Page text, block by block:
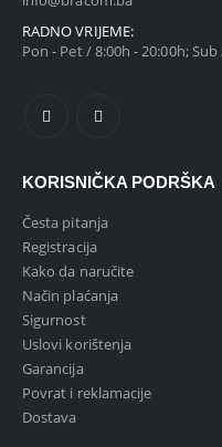
RADNO VRIJEME:
Pon - Pet / 8:00h - 20:00h; Sub
KORISNIČKA PODRŠKA
Česta pitanja
Registracija
Kako da naručite
Način plaćanja
Sigurnost
Uslovi korištenja
Garancija
Povrat i reklamacije
Dostava